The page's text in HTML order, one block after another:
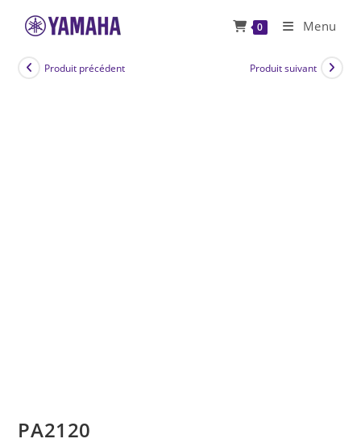
0 Menu
Produit précédent Produit suivant
PA2120